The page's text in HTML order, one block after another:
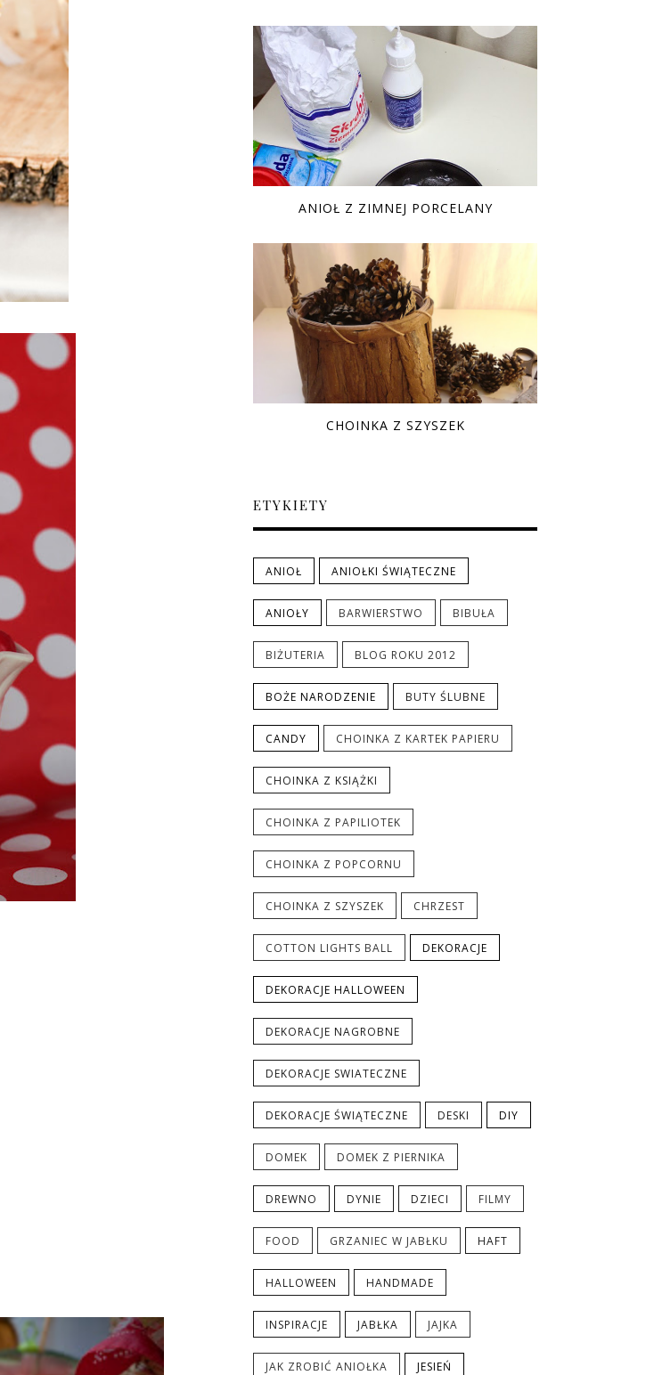
ANIOŁ Z ZIMNEJ PORCELANY
CHOINKA Z SZYSZEK
ETYKIETY
ANIOŁ ANIOŁKI ŚWIĄTECZNE
ANIOŁY BARWIERSTWO BIBUŁA
BIŻUTERIA BLOG ROKU 2012
BOŻE NARODZENIE BUTY ŚLUBNE
CANDY CHOINKA Z KARTEK PAPIERU
CHOINKA Z KSIĄŻKI
CHOINKA Z PAPILIOTEK
CHOINKA Z POPCORNU
CHOINKA Z SZYSZEK CHRZEST
COTTON LIGHTS BALL DEKORACJE
DEKORACJE HALLOWEEN
DEKORACJE NAGROBNE
DEKORACJE SWIATECZNE
DEKORACJE ŚWIĄTECZNE DESKI DIY
DOMEK DOMEK Z PIERNIKA
DREWNO DYNIE DZIECI FILMY
FOOD GRZANIEC W JABŁKU HAFT
HALLOWEEN HANDMADE
INSPIRACJE JABŁKA JAJKA
JAK ZROBIĆ ANIOŁKA JESIEŃ